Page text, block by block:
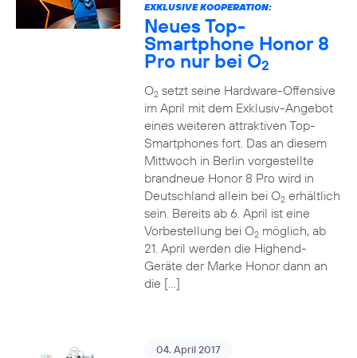
EXKLUSIVE KOOPERATION:
Neues Top-
Smartphone Honor 8
Pro nur bei O2
O2setzt seine Hardware-Offensive
im April mit dem Exklusiv-Angebot
eines weiteren attraktiven Top-
Smartphones fort. Das an diesem
Mittwoch in Berlin vorgestellte
brandneue Honor 8 Pro wird in
Deutschland allein bei O2erhältlich
sein. Bereits ab 6. April ist eine
Vorbestellung bei O2möglich, ab
21. April werden die Highend-
Geräte der Marke Honor dann an
die […]
04. April 2017